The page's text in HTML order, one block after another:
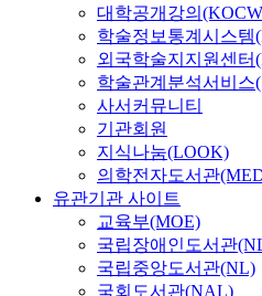
대학공개강의
학술정보통계시스템
외국학술지지원센터
학술관계분석서비스
사서커뮤니티
기관회원
지식나눔(LOOK)
의학전자도서관
유관기관 사이트
교육부(MOE)
국립장애인도서관
국립중앙도서관(NL)
국회도서관(NAL)